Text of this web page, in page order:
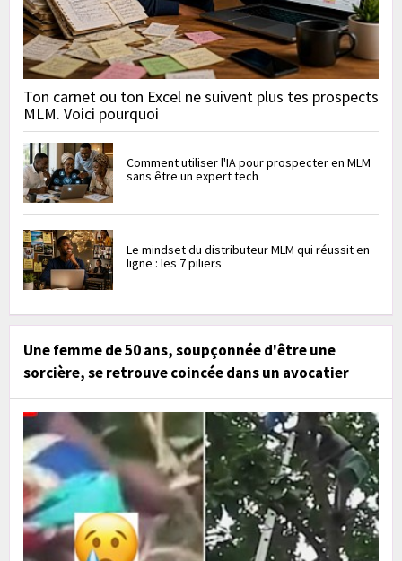
Ton carnet ou ton Excel ne suivent plus tes prospects
MLM. Voici pourquoi
Comment utiliser l'IA pour prospecter en MLM
sans être un expert tech
Le mindset du distributeur MLM qui réussit en
ligne : les 7 piliers
Une femme de 50 ans, soupçonnée d'être une
sorcière, se retrouve coincée dans un avocatier